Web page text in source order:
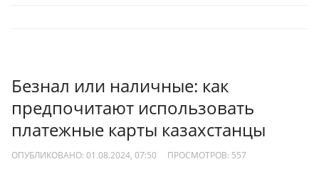
Безнал или наличные: как
предпочитают использовать
платежные карты казахстанцы
ОПУБЛИКОВАНО: 01.08.2024, 07:50 ПРОСМОТРОВ: 557